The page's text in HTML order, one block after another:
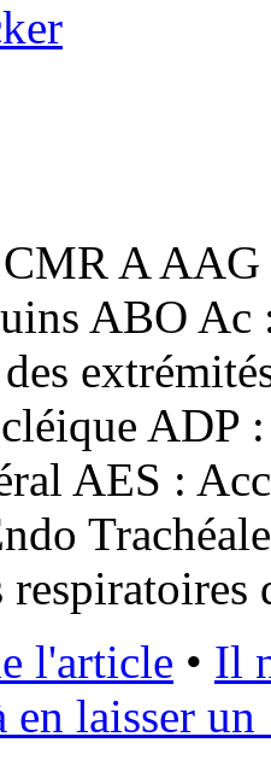
A
ABO
ADP
AES :
l'article • Il
en laisser un